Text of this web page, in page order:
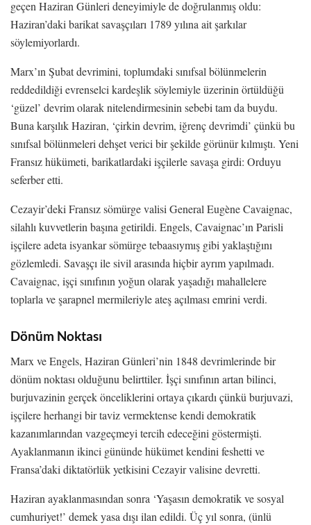
geçen Haziran Günleri deneyimiyle de doğrulanmış oldu:
Haziran’daki barikat savaşçıları 1789 yılına ait şarkılar
söylemiyorlardı.
Marx’ın Şubat devrimini, toplumdaki sınıfsal bölünmelerin
reddedildiği evrenselci kardeşlik söylemiyle üzerinin örtüldüğü
‘güzel’ devrim olarak nitelendirmesinin sebebi tam da buydu.
Buna karşılık Haziran, ‘çirkin devrim, iğrenç devrimdi’ çünkü bu
sınıfsal bölünmeleri dehşet verici bir şekilde görünür kılmıştı. Yeni
Fransız hükümeti, barikatlardaki işçilerle savaşa girdi: Orduyu
seferber etti.
Cezayir’deki Fransız sömürge valisi General Eugène Cavaignac,
silahlı kuvvetlerin başına getirildi. Engels, Cavaignac’ın Parisli
işçilere adeta isyankar sömürge tebaasıymış gibi yaklaştığını
gözlemledi. Savaşçı ile sivil arasında hiçbir ayrım yapılmadı.
Cavaignac, işçi sınıfının yoğun olarak yaşadığı mahallelere
toplarla ve şarapnel mermileriyle ateş açılması emrini verdi.
Dönüm Noktası
Marx ve Engels, Haziran Günleri’nin 1848 devrimlerinde bir
dönüm noktası olduğunu belirttiler. İşçi sınıfının artan bilinci,
burjuvazinin gerçek önceliklerini ortaya çıkardı çünkü burjuvazi,
işçilere herhangi bir taviz vermektense kendi demokratik
kazanımlarından vazgeçmeyi tercih edeceğini göstermişti.
Ayaklanmanın ikinci gününde hükümet kendini feshetti ve
Fransa’daki diktatörlük yetkisini Cezayir valisine devretti.
Haziran ayaklanmasından sonra ‘Yaşasın demokratik ve sosyal
cumhuriyet!’ demek yasa dışı ilan edildi. Üç yıl sonra, (ünlü